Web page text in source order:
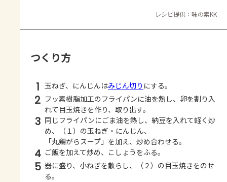
レシピ提供：味の素KK
つくり方
1 玉ねぎ、にんじんはみじん切り にする。
2 フッ素樹脂加工のフライパンに油を熱し、卵を割り入
れて目玉焼きを作り、取り出す。
3 同じフライパンにごま油を熱し、納豆を入れて軽く炒
め、（１）の玉ねぎ・にんじん、
「丸鶏がらスープ」を加え、炒め合わせる。
4 ご飯を加えて炒め、こしょうをふる。
5 器に盛り、小ねぎを散らし、（２）の目玉焼きをのせ
る。